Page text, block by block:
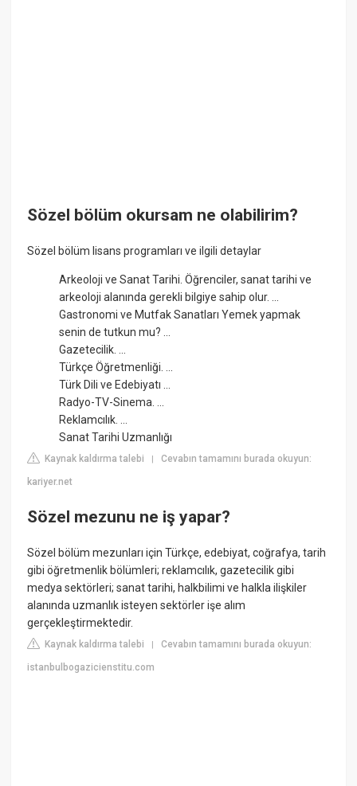
Sözel bölüm okursam ne olabilirim?
Sözel bölüm lisans programları ve ilgili detaylar
Arkeoloji ve Sanat Tarihi. Öğrenciler, sanat tarihi ve
arkeoloji alanında gerekli bilgiye sahip olur. ...
Gastronomi ve Mutfak Sanatları Yemek yapmak
senin de tutkun mu? ...
Gazetecilik. ...
Türkçe Öğretmenliği. ...
Türk Dili ve Edebiyatı ...
Radyo-TV-Sinema. ...
Reklamcılık. ...
Sanat Tarihi Uzmanlığı
Kaynak kaldırma talebi |Cevabın tamamını burada okuyun:
kariyer.net
Sözel mezunu ne iş yapar?
Sözel bölüm mezunları için Türkçe, edebiyat, coğrafya, tarih
gibi öğretmenlik bölümleri; reklamcılık, gazetecilik gibi
medya sektörleri; sanat tarihi, halkbilimi ve halkla ilişkiler
alanında uzmanlık isteyen sektörler işe alım
gerçekleştirmektedir.
Kaynak kaldırma talebi |Cevabın tamamını burada okuyun:
istanbulbogazicienstitu.com